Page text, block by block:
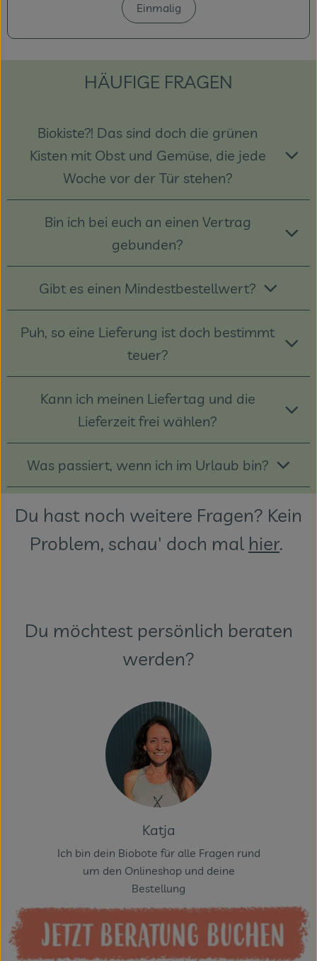
Einmalig
HÄUFIGE FRAGEN
Biokiste?! Das sind doch die grünen
Kisten mit Obst und Gemüse, die jede
Woche vor der Tür stehen?
Bin ich bei euch an einen Vertrag
gebunden?
Gibt es einen Mindestbestellwert?
Puh, so eine Lieferung ist doch bestimmt
teuer?
Kann ich meinen Liefertag und die
Lieferzeit frei wählen?
Was passiert, wenn ich im Urlaub bin?
Du hast noch weitere Fragen? Kein
Problem, schau' doch mal hier.
Du möchtest persönlich beraten
werden?
Katja
Ich bin dein Biobote für alle Fragen rund
um den Onlineshop und deine
Bestellung